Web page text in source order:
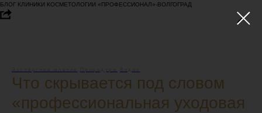
БЛОГ КЛИНИКИ КОСМЕТОЛОГИИ «ПРОФЕССИОНАЛ»-ВОЛГОГРАД
Что скрывается под словом
«профессиональная уходовая